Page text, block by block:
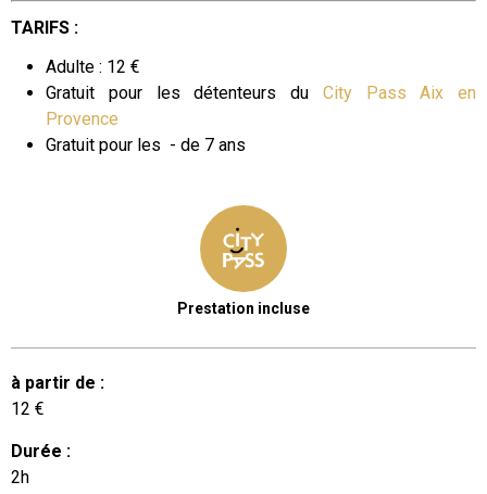
TARIFS :
Adulte : 12 €
Gratuit pour les détenteurs du City Pass Aix en
Provence
​Gratuit pour les - de 7 ans
Prestation incluse
à partir de :
12 €
Durée :
2h